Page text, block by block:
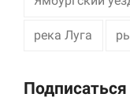
река Луга
Подписаться